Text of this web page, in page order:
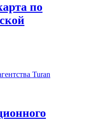
по